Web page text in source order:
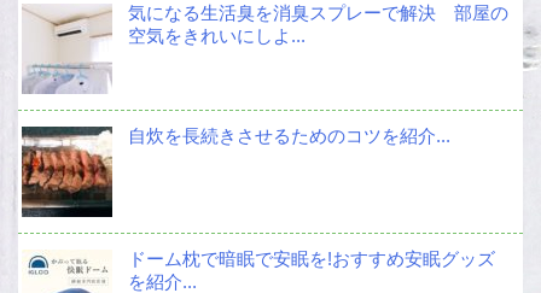
気になる生活臭を消臭スプレーで解決 部屋の
空気をきれいにしよ...
自炊を長続きさせるためのコツを紹介...
ドーム枕で暗眠で安眠を!おすすめ安眠グッズ
を紹介...